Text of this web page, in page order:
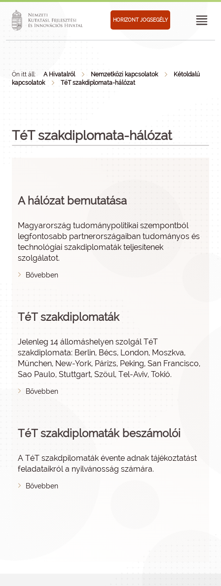
HORIZONT JOGSEGÉLY
Ön itt áll: A Hivatalról Nemzetközi kapcsolatok
Kétoldalú
kapcsolatok
TéT szakdiplomata-hálózat
TéT szakdiplomata-hálózat
A hálózat bemutatása
Magyarország tudománypolitikai szempontból
legfontosabb partnerországaiban tudományos és
technológiai szakdiplomaták teljesítenek
szolgálatot.
Bővebben
TéT szakdiplomaták
Jelenleg 14 állomáshelyen szolgál TéT
szakdiplomata: Berlin, Bécs, London, Moszkva,
München, New-York, Párizs, Peking, San Francisco,
Sao Paulo, Stuttgart, Szöul, Tel-Aviv, Tokió.
Bővebben
TéT szakdiplomaták beszámolói
A TéT szakdpilomaták évente adnak tájékoztatást
feladataikról a nyilvánosság számára.
Bővebben